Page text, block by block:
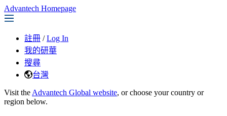
Advantech Homepage
註冊 / Log In
我的研華
搜尋
台灣
Visit the Advantech Global website, or choose your country or
region below.